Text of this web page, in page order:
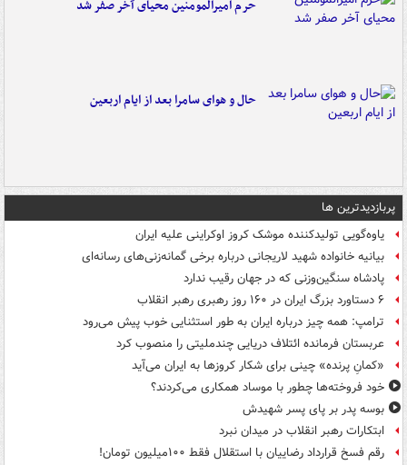
حرم امیرالمومنین محیای آخر صفر شد
حال و هوای سامرا بعد از ایام اربعین
پربازدیدترین ها
یاوه‌گویی تولیدکننده موشک کروز اوکراینی علیه ایران
بیانیه خانواده شهید لاریجانی درباره برخی گمانه‌زنی‌های رسانه‌ای
پادشاه سنگین‌وزنی که در جهان رقیب ندارد
۶ دستاورد بزرگ ایران در ۱۶۰ روز رهبری رهبر انقلاب
ترامپ: همه چیز درباره ایران به طور استثنایی خوب پیش می‌رود
عربستان فرمانده ائتلاف دریایی چندملیتی را منصوب کرد
«کمانِ پرنده» چینی برای شکار کروزها به ایران می‌آید
خود فروخته‌ها چطور با موساد همکاری می‌کردند؟
بوسه‌ پدر بر پای پسر شهیدش
ابتکارات رهبر انقلاب در میدان نبرد
رقم فسخ قرارداد رضاییان با استقلال فقط ۱۰۰میلیون تومان!